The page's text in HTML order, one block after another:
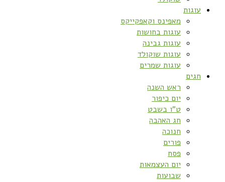
עוגות
מאפינס וקאפקייקס
עוגות בחושות
עוגות גבינה
עוגות שוקולד
עוגות שמרים
חגים
ראש השנה
יום כיפור
ט”ו בשבט
חג האהבה
חנוכה
פורים
פסח
יום העצמאות
שבועות